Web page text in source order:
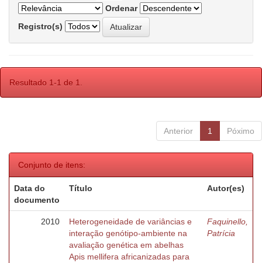
Ordenar
Registro(s)
Resultado 1-1 de 1.
Anterior 1 Póximo
Conjunto de itens:
Data do
documento
Título Autor(es)
2010
Heterogeneidade de variâncias e
interação genótipo-ambiente na
avaliação genética em abelhas
Apis mellifera africanizadas para
Faquinello,
Patrícia